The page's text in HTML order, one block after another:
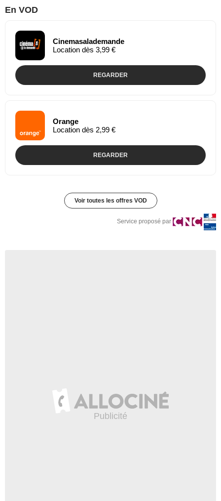
En VOD
Cinemasalademande
Location dès 3,99 €
REGARDER
Orange
Location dès 2,99 €
REGARDER
Voir toutes les offres VOD
Service proposé par